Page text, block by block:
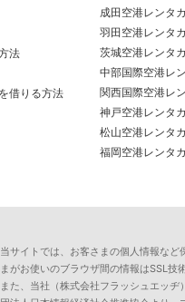
法
借りる方法
成田空港レンタ
羽田空港レンタ
茨城空港レンタ
中部国際空港レ
関西国際空港レ
神戸空港レンタ
松山空港レンタ
福岡空港レンタ
当サイトでは、お客さまの個人情報な
まがお使いのブラウザ間の情報はSSL技
また、当社（株式会社フラッシュエッ